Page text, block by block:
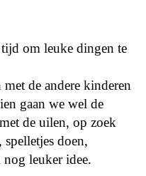
om leuke dingen te
de andere kinderen
gaan we wel de
de uilen, op zoek
doen,
nog leuker idee.